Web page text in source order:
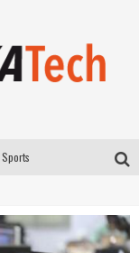
La Révolution Silencieuse : Quand Les Entrepreneurs Africains Décident de ne Plus se Taire